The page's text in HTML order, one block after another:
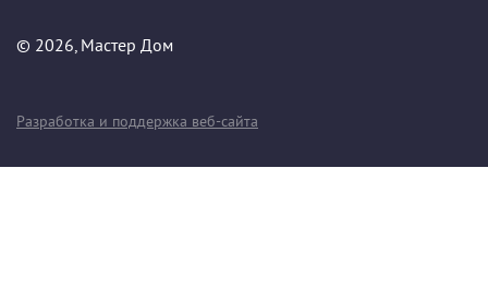
© 2026, Мастер Дом
Разработка и поддержка веб-сайта